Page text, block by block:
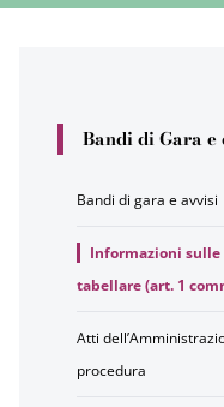
Bandi di Gara
Bandi di gara e avvisi
Informazioni
tabellare (art. 1
Atti
procedura